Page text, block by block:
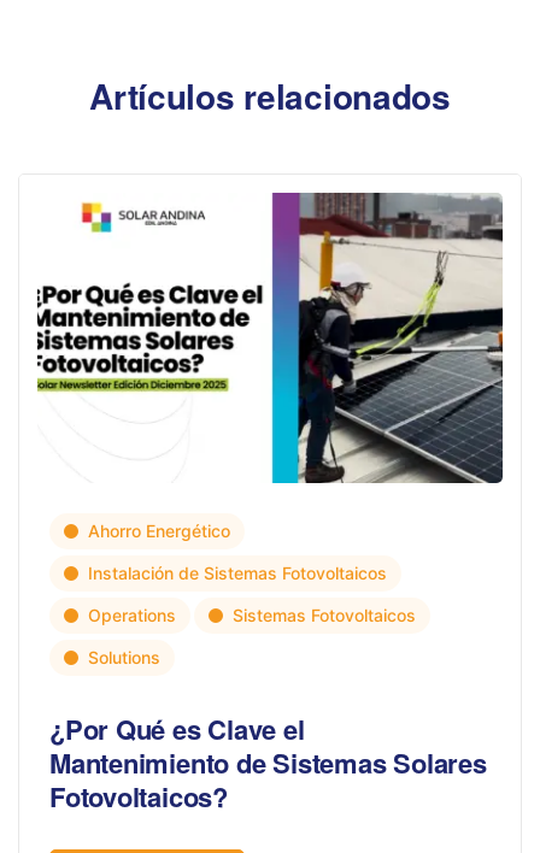
Artículos relacionados
Ahorro Energético
Instalación de Sistemas Fotovoltaicos
Operations Sistemas Fotovoltaicos
Solutions
¿Por Qué es Clave el
Mantenimiento de Sistemas Solares
Fotovoltaicos?